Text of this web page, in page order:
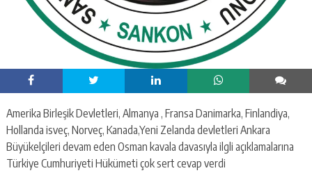
Amerika Birleşik Devletleri, Almanya , Fransa Danimarka, Finlandiya,
Hollanda isveç, Norveç, Kanada,Yeni Zelanda devletleri Ankara
Büyükelçileri devam eden Osman kavala davasıyla ilgli açıklamalarına
Türkiye Cumhuriyeti Hükümeti çok sert cevap verdi